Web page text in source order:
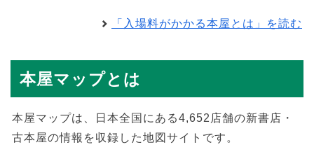
「入場料がかかる本屋とは」を読む
本屋マップとは
本屋マップは、日本全国にある4,652店舗の新書店・
古本屋の情報を収録した地図サイトです。